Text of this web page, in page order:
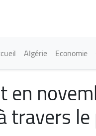
navigation
Algérie Economie
en
travers